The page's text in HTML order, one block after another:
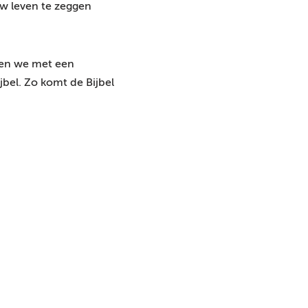
u
O
m
leven te zeggen
we met een
Zo komt de Bijbel